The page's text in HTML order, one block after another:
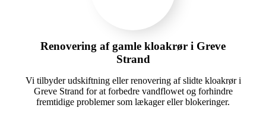
Renovering af gamle kloakrør i Greve
Strand
Vi tilbyder udskiftning eller renovering af slidte kloakrør i
Greve Strand for at forbedre vandflowet og forhindre
fremtidige problemer som lækager eller blokeringer.